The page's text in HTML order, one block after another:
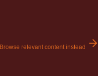
Browse relevant content instead